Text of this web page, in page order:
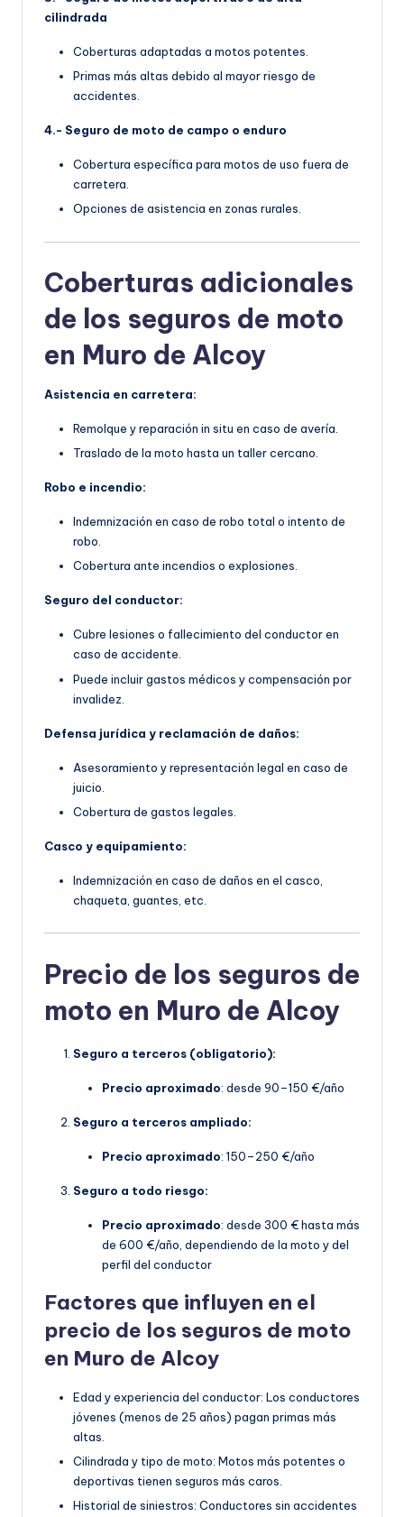
cilindrada
Coberturas adaptadas a motos potentes.
Primas más altas debido al mayor riesgo de
accidentes.
4.- Seguro de moto de campo o enduro
Cobertura específica para motos de uso fuera de
carretera.
Opciones de asistencia en zonas rurales.
Coberturas adicionales
de los seguros de moto
en Muro de Alcoy
Asistencia en carretera:
Remolque y reparación in situ en caso de avería.
Traslado de la moto hasta un taller cercano.
Robo e incendio:
Indemnización en caso de robo total o intento de
robo.
Cobertura ante incendios o explosiones.
Seguro del conductor:
Cubre lesiones o fallecimiento del conductor en
caso de accidente.
Puede incluir gastos médicos y compensación por
invalidez.
Defensa jurídica y reclamación de daños:
Asesoramiento y representación legal en caso de
juicio.
Cobertura de gastos legales.
Casco y equipamiento:
Indemnización en caso de daños en el casco,
chaqueta, guantes, etc.
Precio de los seguros de
moto en Muro de Alcoy
Seguro a terceros (obligatorio):
Precio aproximado: desde 90–150 €/año
Seguro a terceros ampliado:
Precio aproximado: 150–250 €/año
Seguro a todo riesgo:
Precio aproximado: desde 300 € hasta más
de 600 €/año, dependiendo de la moto y del
perfil del conductor
Factores que influyen en el
precio de los seguros de moto
en Muro de Alcoy
Edad y experiencia del conductor: Los conductores
jóvenes (menos de 25 años) pagan primas más
altas.
Cilindrada y tipo de moto: Motos más potentes o
deportivas tienen seguros más caros.
Historial de siniestros: Conductores sin accidentes